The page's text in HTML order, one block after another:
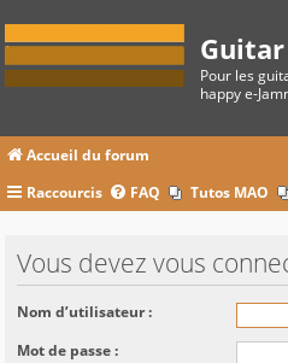
Pour les
happy e-
Accueil du forum
Raccourcis
FAQ Tutos MAO
Vous devez vous
Nom d’utilisateur :
Mot de passe :